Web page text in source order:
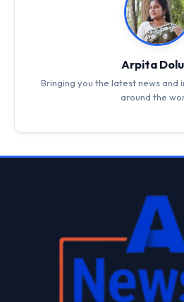
Arpita
Bringing you the latest news and
around the